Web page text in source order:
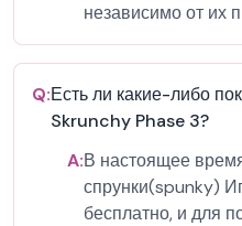
независимо от их
Q:Есть ли какие-либо
Skrunchy Phase 3?
A:В настоящее
спрунки(spunky)
бесплатно, и для